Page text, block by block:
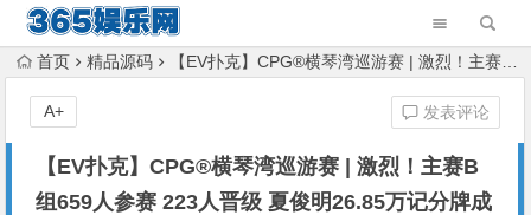
首页 精品源码 【EV扑克】CPG®横琴湾巡游赛 | 激烈！主赛B组659人参赛 223人晋级 夏俊明26.85万记分牌成CL【365娱乐资讯网】
【EV扑克】CPG®横琴湾巡游赛 | 激烈！主赛B
组659人参赛 223人晋级 夏俊明26.85万记分牌成
发表评论
A+